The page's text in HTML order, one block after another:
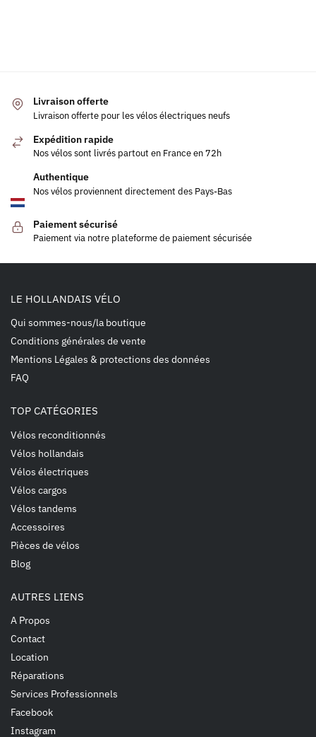
Livraison offerte
Livraison offerte pour les vélos électriques neufs
Expédition rapide
Nos vélos sont livrés partout en France en 72h
Authentique
Nos vélos proviennent directement des Pays-Bas
Paiement sécurisé
Paiement via notre plateforme de paiement sécurisée
LE HOLLANDAIS VÉLO
Qui sommes-nous/la boutique
Conditions générales de vente
Mentions Légales & protections des données
FAQ
TOP CATÉGORIES
Vélos reconditionnés
Vélos hollandais
Vélos électriques
Vélos cargos
Vélos tandems
Accessoires
Pièces de vélos
Blog
AUTRES LIENS
A Propos
Contact
Location
Réparations
Services Professionnels
Facebook
Instagram